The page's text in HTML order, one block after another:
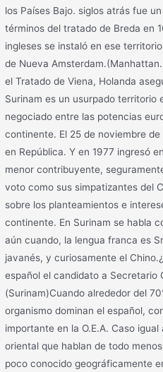
los Países Bajo. siglos atrás fue
términos del tratado de Breda en
ingleses se instaló en ese
de Nueva
el Tratado de Viena, Holanda
Surinam es un usurpado
negociado entre las potencias
continente. El 25 de noviembre
en República. Y en 1977 ingresó
menor contribuyente,
voto como sus simpatizantes del
sobre los planteamientos e
continente. En Surinam se habla
aún cuando, la lengua franca es
javanés, y curiosamente el
español el candidato a Secretario
(Surinam)Cuando alrededor del
organismo dominan el español,
importante en la O.E.A. Caso
oriental que hablan de todo
poco conocido geográficamente